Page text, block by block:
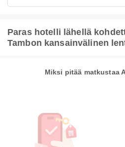
Paras hotelli lähellä
Tambon kansainvälinen
Miksi pitää matkustaa